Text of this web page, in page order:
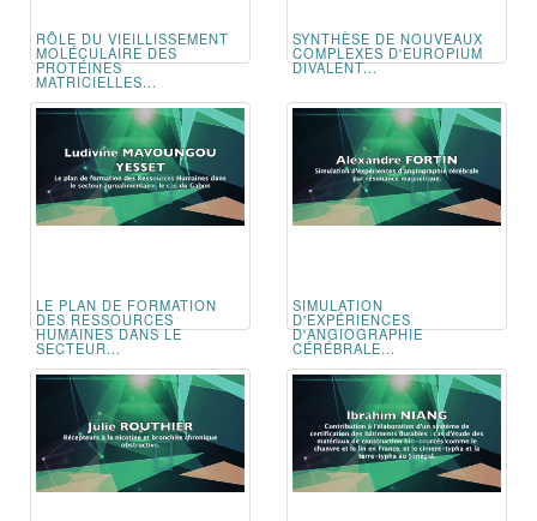
RÔLE DU VIEILLISSEMENT
MOLÉCULAIRE DES
PROTÉINES
MATRICIELLES...
SYNTHÈSE DE NOUVEAUX
COMPLEXES D'EUROPIUM
DIVALENT...
LE PLAN DE FORMATION
DES RESSOURCES
HUMAINES DANS LE
SECTEUR...
SIMULATION
D'EXPÉRIENCES
D'ANGIOGRAPHIE
CÉRÉBRALE...